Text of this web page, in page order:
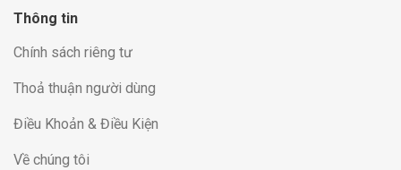
Thông tin
Chính sách riêng tư
Thoả thuận người dùng
Điều Khoản & Điều Kiện
Về chúng tôi